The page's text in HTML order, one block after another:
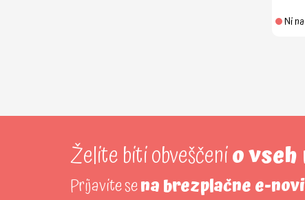
Ni
Želite biti obveščenio
Prijavite sena brezplačne e-